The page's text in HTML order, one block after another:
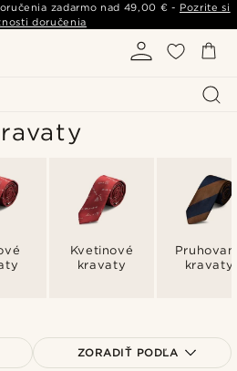
zadarmo nad 49,00 € - Pozrite si
doručenia
Kvetinové
kravaty
kravaty
ZORADIŤ PODĽA